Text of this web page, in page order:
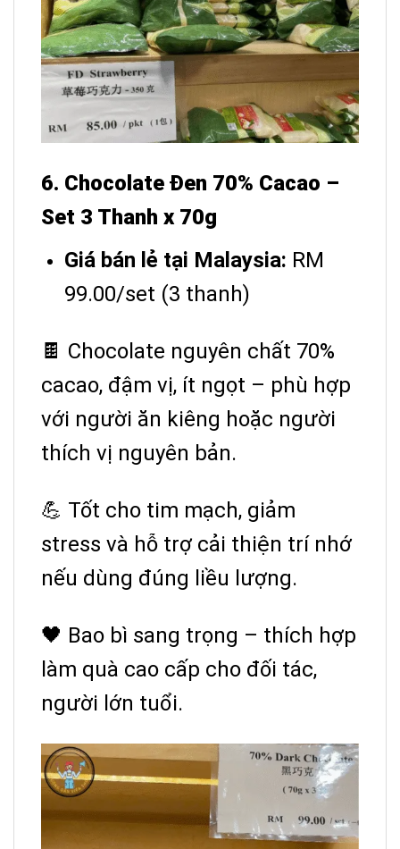
6. Chocolate Đen 70% Cacao –
Set 3 Thanh x 70g
Giá bán lẻ tại Malaysia: RM
99.00/set (3 thanh)
🍫 Chocolate nguyên chất 70%
cacao, đậm vị, ít ngọt – phù hợp
với người ăn kiêng hoặc người
thích vị nguyên bản.
💪 Tốt cho tim mạch, giảm
stress và hỗ trợ cải thiện trí nhớ
nếu dùng đúng liều lượng.
🖤 Bao bì sang trọng – thích hợp
làm quà cao cấp cho đối tác,
người lớn tuổi.